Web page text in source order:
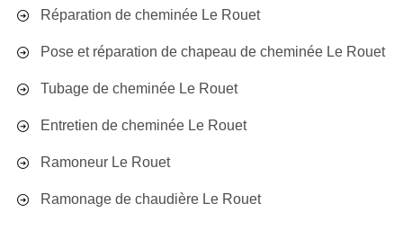
Réparation de cheminée Le Rouet
Pose et réparation de chapeau de cheminée Le Rouet
Tubage de cheminée Le Rouet
Entretien de cheminée Le Rouet
Ramoneur Le Rouet
Ramonage de chaudière Le Rouet